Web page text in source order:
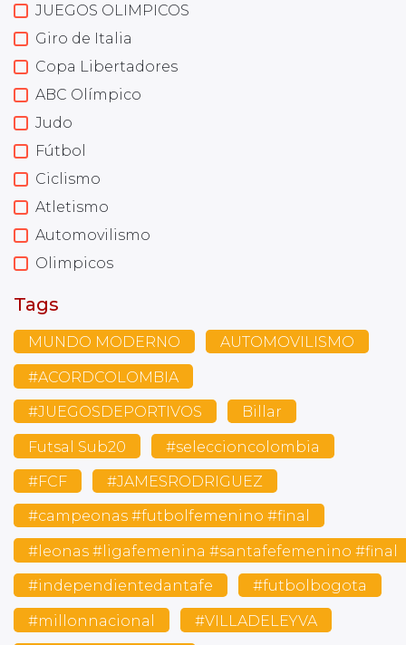
JUEGOS OLIMPICOS
Giro de Italia
Copa Libertadores
ABC Olímpico
Judo
Fútbol
Ciclismo
Atletismo
Automovilismo
Olimpicos
Tags
MUNDO MODERNO AUTOMOVILISMO
#ACORDCOLOMBIA
#JUEGOSDEPORTIVOS Billar
Futsal Sub20 #seleccioncolombia
#FCF #JAMESRODRIGUEZ
#campeonas #futbolfemenino #final
#leonas #ligafemenina #santafefemenino #final
#independientedantafe #futbolbogota
#millonnacional #VILLADELEYVA